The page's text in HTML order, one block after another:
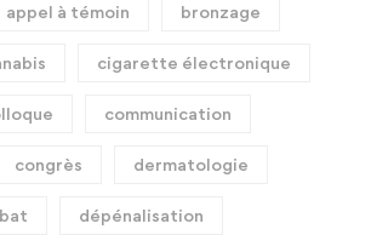
appel à témoin bronzage
cigarette électronique
communication
congrès dermatologie
dépénalisation